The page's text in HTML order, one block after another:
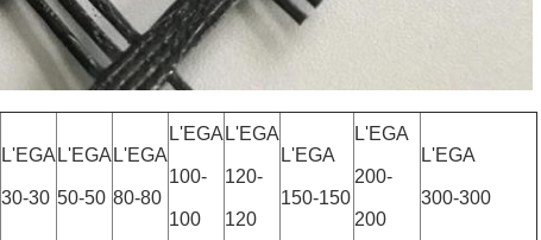
L'EGA
30-30
L'EGA
50-50
L'EGA
80-80
L'EGA
100-
100
L'EGA
120-
120
L'EGA
150-150
L'EGA
200-
200
L'EGA
300-300